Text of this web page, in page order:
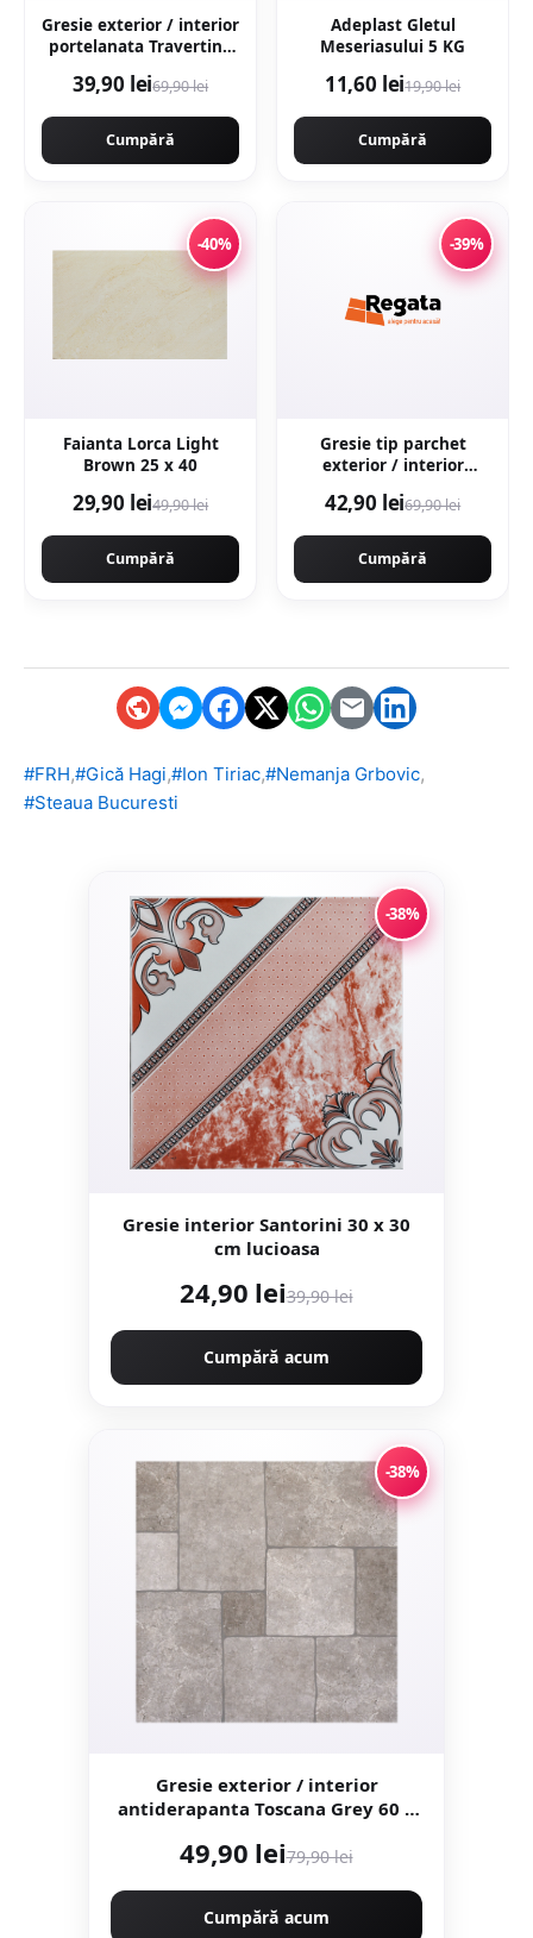
Gresie exterior / interior
portelanata Travertino
lucioasa rectificata tip
39,90 lei69,90 lei
Cumpără
Adeplast Gletul
Meseriasului 5 KG
11,60 lei19,90 lei
Cumpără
-40%
Faianta Lorca Light
Brown 25 x 40
29,90 lei49,90 lei
Cumpără
-39%
Gresie tip parchet
exterior / interior
60 cm mata portelanata42,90 lei69,90 lei
Cumpără
#FRH,#Gică Hagi,#Ion Tiriac,#Nemanja Grbovic,
#Steaua Bucuresti
-38%
Gresie interior Santorini 30 x 30
cm lucioasa
24,90 lei39,90 lei
Cumpără acum
-38%
Gresie exterior / interior
antiderapanta Toscana Grey 60 x
rectificata tip piatra naturala
49,90 lei79,90 lei
Cumpără acum